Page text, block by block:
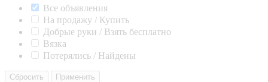
Все объявления
На продажу / Купить
Добрые руки / Взять бесплатно
Вязка
Потерялись / Найдены
Сбросить Применить